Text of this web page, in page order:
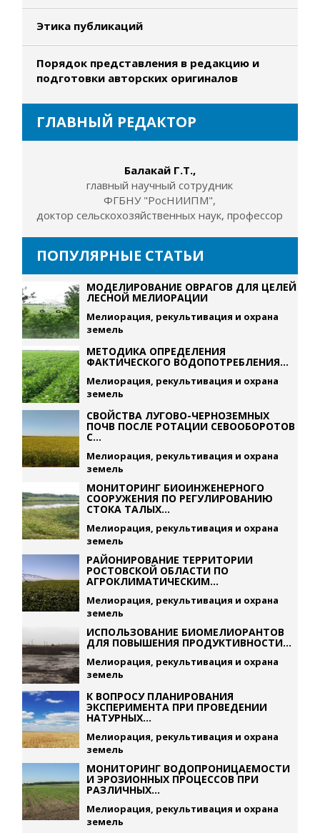
Этика публикаций
Порядок представления в редакцию и
подготовки авторских оригиналов
ГЛАВНЫЙ РЕДАКТОР
Балакай Г.Т.,
главный научный сотрудник
ФГБНУ "РосНИИПМ",
доктор сельскохозяйственных наук, профессор
ПОПУЛЯРНЫЕ СТАТЬИ
МОДЕЛИРОВАНИЕ ОВРАГОВ ДЛЯ ЦЕЛЕЙ
ЛЕСНОЙ МЕЛИОРАЦИИ
Мелиорация, рекультивация и охрана
земель
МЕТОДИКА ОПРЕДЕЛЕНИЯ
ФАКТИЧЕСКОГО ВОДОПОТРЕБЛЕНИЯ...
Мелиорация, рекультивация и охрана
земель
СВОЙСТВА ЛУГОВО-ЧЕРНОЗЕМНЫХ
ПОЧВ ПОСЛЕ РОТАЦИИ СЕВООБОРОТОВ
С...
Мелиорация, рекультивация и охрана
земель
МОНИТОРИНГ БИОИНЖЕНЕРНОГО
СООРУЖЕНИЯ ПО РЕГУЛИРОВАНИЮ
СТОКА ТАЛЫХ...
Мелиорация, рекультивация и охрана
земель
РАЙОНИРОВАНИЕ ТЕРРИТОРИИ
РОСТОВСКОЙ ОБЛАСТИ ПО
АГРОКЛИМАТИЧЕСКИМ...
Мелиорация, рекультивация и охрана
земель
ИСПОЛЬЗОВАНИЕ БИОМЕЛИОРАНТОВ
ДЛЯ ПОВЫШЕНИЯ ПРОДУКТИВНОСТИ...
Мелиорация, рекультивация и охрана
земель
К ВОПРОСУ ПЛАНИРОВАНИЯ
ЭКСПЕРИМЕНТА ПРИ ПРОВЕДЕНИИ
НАТУРНЫХ...
Мелиорация, рекультивация и охрана
земель
МОНИТОРИНГ ВОДОПРОНИЦАЕМОСТИ
И ЭРОЗИОННЫХ ПРОЦЕССОВ ПРИ
РАЗЛИЧНЫХ...
Мелиорация, рекультивация и охрана
земель